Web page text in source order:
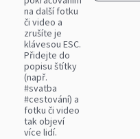
na další fotku
či video a
zrušíte je
klávesou ESC.
Přidejte do
popisu štítky
(např.
#svatba
#cestování) a
fotku či video
tak objeví
více lidí.